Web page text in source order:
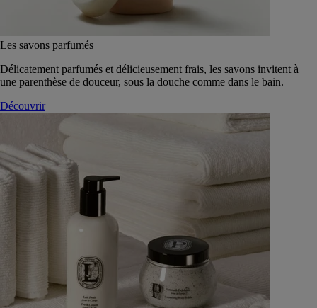
Les savons parfumés
Délicatement parfumés et délicieusement frais, les savons invitent à
une parenthèse de douceur, sous la douche comme dans le bain.
Découvrir